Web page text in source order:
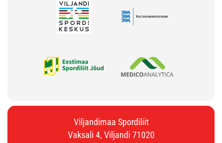
Viljandimaa Spordiliit
Vaksali 4, Viljandi 71020